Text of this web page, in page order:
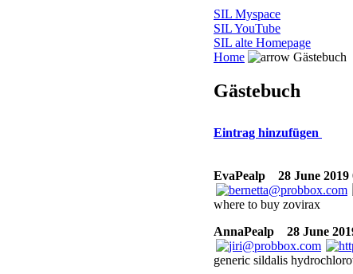
SIL Myspace
SIL YouTube
SIL alte Homepage
Home
Gästebuch
Gästebuch
Eintrag hinzufügen
EvaPealp 28 June 2019
where to buy zovirax
AnnaPealp
28 June
generic sildalis